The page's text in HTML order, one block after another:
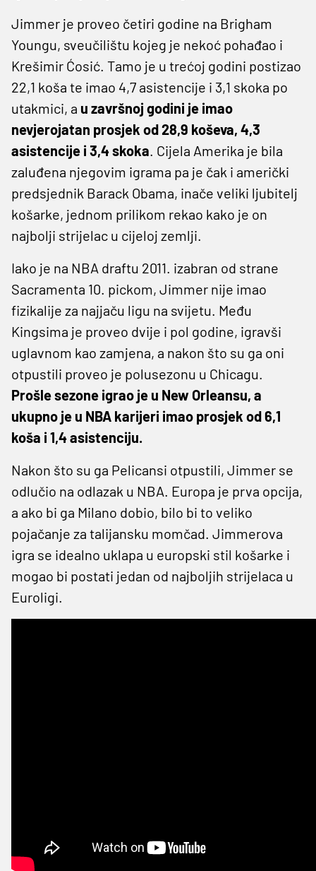
Jimmer je proveo četiri godine na Brigham
Youngu, sveučilištu kojeg je nekoć pohađao i
Krešimir Ćosić. Tamo je u trećoj godini postizao
22,1 koša te imao 4,7 asistencije i 3,1 skoka po
utakmici, a u završnoj godini je imao
nevjerojatan prosjek od 28,9 koševa, 4,3
asistencije i 3,4 skoka. Cijela Amerika je bila
zaluđena njegovim igrama pa je čak i američki
predsjednik Barack Obama, inače veliki ljubitelj
košarke, jednom prilikom rekao kako je on
najbolji strijelac u cijeloj zemlji.
Iako je na NBA draftu 2011. izabran od strane
Sacramenta 10. pickom, Jimmer nije imao
fizikalije za najjaču ligu na svijetu. Među
Kingsima je proveo dvije i pol godine, igravši
uglavnom kao zamjena, a nakon što su ga oni
otpustili proveo je polusezonu u Chicagu.
Prošle sezone igrao je u New Orleansu, a
ukupno je u NBA karijeri imao prosjek od 6,1
koša i 1,4 asistenciju.
Nakon što su ga Pelicansi otpustili, Jimmer se
odlučio na odlazak u NBA. Europa je prva opcija,
a ako bi ga Milano dobio, bilo bi to veliko
pojačanje za talijansku momčad. Jimmerova
igra se idealno uklapa u europski stil košarke i
mogao bi postati jedan od najboljih strijelaca u
Euroligi.